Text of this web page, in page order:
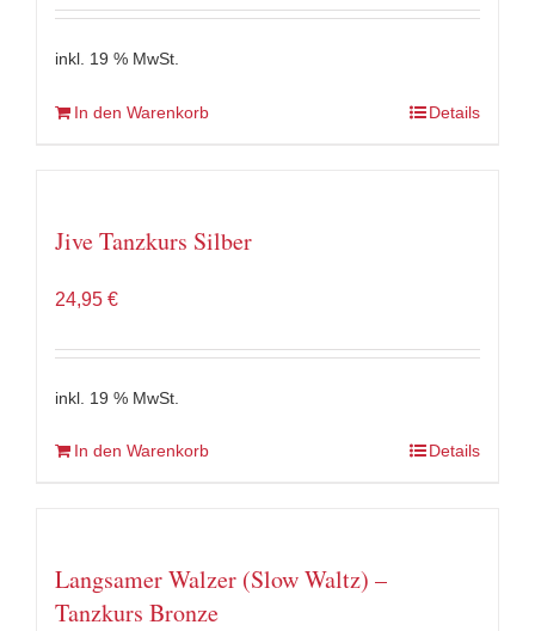
inkl. 19 % MwSt.
In den Warenkorb Details
Jive Tanzkurs Silber
24,95 €
inkl. 19 % MwSt.
In den Warenkorb Details
Langsamer Walzer (Slow Waltz) –
Tanzkurs Bronze